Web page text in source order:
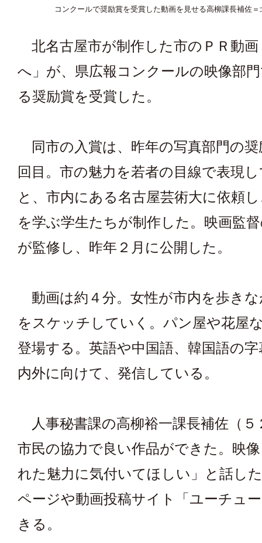
コンクールで奨励賞を受賞した動画を見せる高柳課長補佐
北名古屋市が制作した市のＰＲ動
へ」が、県広報コンクールの映像部
る奨励賞を受賞した。
同市の入賞は、昨年の写真部門の奨
回目。市の魅力を若者の目線で表現
と、市内にある名古屋芸術大に依頼
を学ぶ学生たちが制作した。映画監
が監修し、昨年２月に公開した。
動画は約４分。女性が市内を歩き
をスケッチしていく。パン屋や花屋
登場する。英語や中国語、韓国語の
内外に向けて、発信している。
人事秘書課の高柳裕一課長補佐（５
市民の協力で良い作品ができた。映
れた魅力に気付いてほしい」と話し
ページや動画投稿サイト「ユーチュ
きる。